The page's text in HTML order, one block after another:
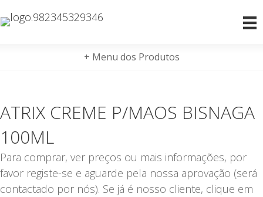
+ Menu dos Produtos
ATRIX CREME P/MAOS BISNAGA
100ML
Para comprar, ver preços ou mais informações, por
favor registe-se e aguarde pela nossa aprovação (será
contactado por nós). Se já é nosso cliente, clique em